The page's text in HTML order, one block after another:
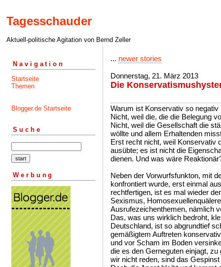
Tagesschauder
Aktuell-politische Agitation von Bernd Zeller
Navigation
Startseite
Themen
Blogger.de Startseite
Suche
Werbung
... newer stories
Donnerstag, 21. März 2013
Die
Warum ist Konservativ so negativ
Nicht, weil die, die die Belegung
Nicht, weil die Gesellschaft die
wöllte und allem Erhaltenden
Erst recht nicht, weil Konservativ
ausübte; es ist nicht die
dienen. Und was wäre
Neben der Vorwurfsfunkton, mit
konfrontiert wurde, erst einmal
rechtfertigen, ist es mal wieder
Sexismus,
Ausrufezeichenthemen, nämlich
Das, was uns wirklich bedroht,
Deutschland, ist so abgrundtief
gemäßigtem Auftreten
und vor Scham im Boden
die es den Gerneguten einjagt,
wir nicht reden, sind das